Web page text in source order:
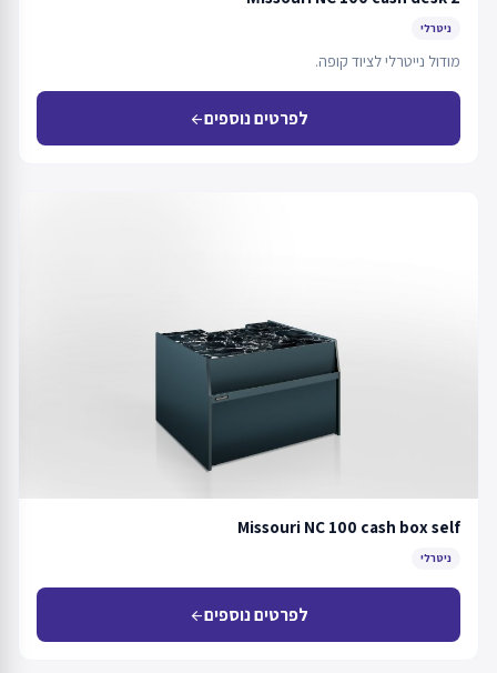
ניטרלי
מודול נייטרלי לציוד קופה.
לפרטים נוספיםarrow_back
Missouri NC 100 cash box self
ניטרלי
לפרטים נוספיםarrow_back